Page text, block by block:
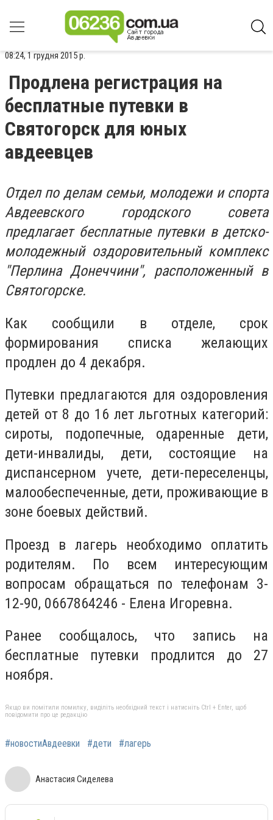
08:24, 1 грудня 2015 р.
Продлена регистрация на
бесплатные путевки в
Святогорск для юных
авдеевцев
Отдел по делам семьи, молодежи и спорта
Авдеевского городского совета
предлагает бесплатные путевки в детско-
молодежный оздоровительный комплекс
"Перлина Донеччини", расположенный в
Святогорске.
Как сообщили в отделе, срок
формирования списка желающих
продлен до 4 декабря.
Путевки предлагаются для оздоровления
детей от 8 до 16 лет льготных категорий:
сироты, подопечные, одаренные дети,
дети-инвалиды, дети, состоящие на
диспансерном учете, дети-переселенцы,
малообеспеченные, дети, проживающие в
зоне боевых действий.
Проезд в лагерь необходимо оплатить
родителям. По всем интересующим
вопросам обращаться по телефонам 3-
12-90, 0667864246 - Елена Игоревна.
Ранее сообщалось, что запись на
бесплатные путевки продлится до 27
ноября.
Якщо ви помітили помилку, виділіть необхідний текст і натисніть Ctrl + Enter, щоб
повідомити про це редакцію
#новостиАвдеевки #дети #лагерь
Анастасия Сиделева